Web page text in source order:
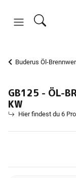
Buderus Öl-
GB125 - ÖL-
KW
Hier findest du 6